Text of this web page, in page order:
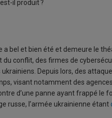
il produit ?
a bel et bien été et demeure le
conflit, des firmes de
Depuis lors, des
visant notamment des
d’une panne ayant frappé le
russe, l’armée ukrainienne étant